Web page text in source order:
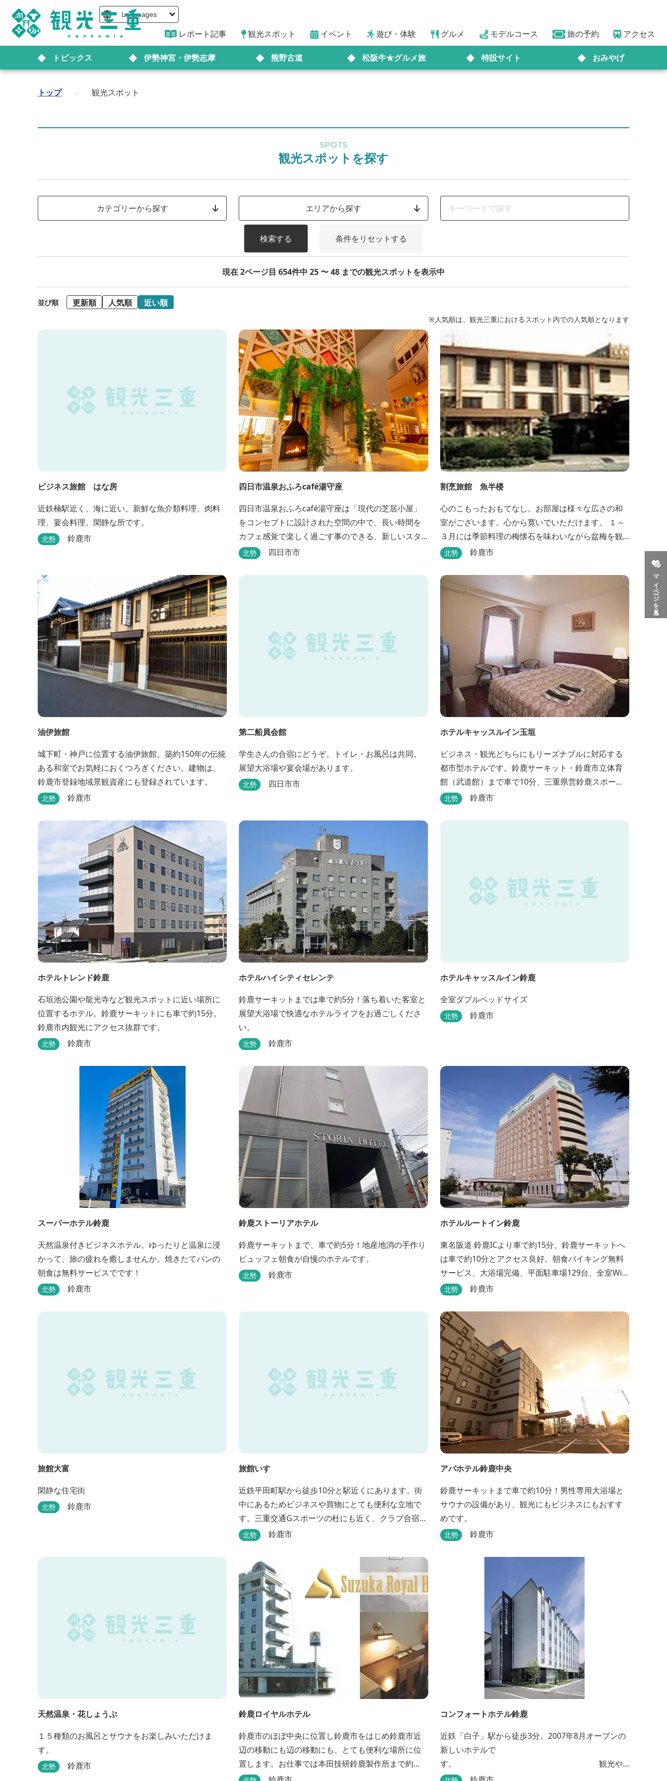
Languages
レポート記事 観光スポット イベント 遊び・体験 グルメ モデルコース 旅の予約 アクセス
トピックス 伊勢神宮・伊勢志摩 熊野古道 松阪牛★グルメ旅 特設サイト おみやげ
マイページを見る
トップ › 観光スポット
SPOTS
観光スポットを探す
カテゴリーから探す エリアから探す
検索する 条件をリセットする
現在 2ページ目 654件中 25 〜 48 までの観光スポットを表示中
並び順 更新順 人気順 近い順
※人気順は、観光三重におけるスポット内での人気順となります
ビジネス旅館 はな房
近鉄楠駅近く、海に近い。新鮮な魚介類料理、肉料
理、宴会料理。閑静な所です。
北勢 鈴鹿市
四日市温泉おふろcafé湯守座
四日市温泉おふろcafé湯守座は「現代の芝居小屋」
をコンセプトに設計された空間の中で、長い時間を
カフェ感覚で楽しく過ごす事のできる、新しいスタ
イルのサービスを提供する温浴施設です。 挽きたて
Fiを無料でご利用いただけます。
北勢 四日市市
割烹旅館 魚半楼
心のこもったおもてなし。お部屋は様々な広さの和
室がございます。心から寛いでいただけます。 １～
３月には季節料理の梅懐石を味わいながら盆梅を観
賞することができるとあって、大人の女性にも人気
北勢 鈴鹿市
油伊旅館
城下町・神戸に位置する油伊旅館。築約150年の伝統
ある和室でお気軽におくつろぎください。建物は、
鈴鹿市登録地域景観資産にも登録されています。
北勢 鈴鹿市
第二船員会館
学生さんの合宿にどうぞ。トイレ・お風呂は共同。
展望大浴場や宴会場があります。
北勢 四日市市
ホテルキャッスルイン玉垣
ビジネス・観光どちらにもリーズナブルに対応する
都市型ホテルです。鈴鹿サーキット・鈴鹿市立体育
館（武道館）まで車で10分、三重県営鈴鹿スポーツ
ガーデンまで車で15分の好立地！！ さらに、全檜造
す。
北勢 鈴鹿市
ホテルトレンド鈴鹿
石垣池公園や龍光寺など観光スポットに近い場所に
位置するホテル。鈴鹿サーキットにも車で約15分。
鈴鹿市内観光にアクセス抜群です。
北勢 鈴鹿市
ホテルハイシティセレンテ
鈴鹿サーキットまでは車で約5分！落ち着いた客室と
展望大浴場で快適なホテルライフをお過ごしくださ
い。
北勢 鈴鹿市
ホテルキャッスルイン鈴鹿
全室ダブルベッドサイズ
北勢 鈴鹿市
スーパーホテル鈴鹿
天然温泉付きビジネスホテル。ゆったりと温泉に浸
かって、旅の疲れを癒しませんか。焼きたてパンの
朝食は無料サービスでです！
北勢 鈴鹿市
鈴鹿ストーリアホテル
鈴鹿サーキットまで、車で約5分！地産地消の手作り
ビュッフェ朝食が自慢のホテルです。
北勢 鈴鹿市
ホテルルートイン鈴鹿
東名阪道 鈴鹿ICより車で約15分、鈴鹿サーキットへ
は車で約10分とアクセス良好。朝食バイキング無料
サービス、大浴場完備、平面駐車場129台、全室Wi-
Fi完備。ビジネスにも観光にもご利用頂ける快適なホ
北勢 鈴鹿市
旅館大富
閑静な住宅街
北勢 鈴鹿市
旅館いすゞ
近鉄平田町駅から徒歩10分と駅近くにあります。街
中にあるためビジネスや買物にとても便利な立地で
す。三重交通Gスポーツの杜にも近く、クラブ合宿な
どに最適です。
北勢 鈴鹿市
アパホテル鈴鹿中央
鈴鹿サーキットまで車で約10分！男性専用大浴場と
サウナの設備があり、観光にもビジネスにもおすす
めです。
北勢 鈴鹿市
天然温泉・花しょうぶ
１５種類のお風呂とサウナをお楽しみいただけま
す。
北勢 鈴鹿市
鈴鹿ロイヤルホテル
鈴鹿市のほぼ中央に位置し鈴鹿市をはじめ鈴鹿市近
辺の移動にも辺の移動にも、とても便利な場所に位
置します。お仕事では本田技研鈴鹿製作所まで約
500m、行楽では鈴鹿サーキット様まで約1,3キロ、
コンフォートホテル鈴鹿
近鉄「白子」駅から徒歩3分。2007年8月オープンの
新しいホテルで
す。 観光や
ビジネスの拠点としてご利用頂けます。 ●朝食無料